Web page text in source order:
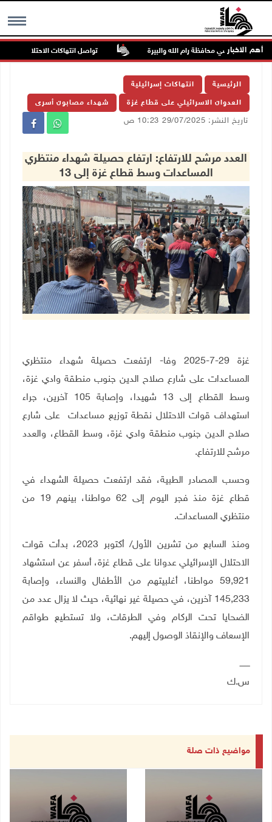
MENU أهم الاخبار تواصل انتهاكات الاحتلال
الرئيسية انتهاكات إسرائيلية
العدوان الاسرائيلي على قطاع غزة شهداء مصابون أسرى
تاريخ النشر: 29/07/2025 10:23 ص
العدد مرشح للارتفاع: ارتفاع حصيلة شهداء منتظري
المساعدات وسط قطاع غزة إلى 13
غزة 29-7-2025 وفا- ارتفعت حصيلة شهداء منتظري
المساعدات على شارع صلاح الدين جنوب منطقة وادي غزة،
وسط القطاع إلى 13 شهيدا، وإصابة 105 آخرين، جراء
استهداف قوات الاحتلال نقطة توزيع مساعدات على شارع
صلاح الدين جنوب منطقة وادي غزة، وسط القطاع، والعدد
مرشح للارتفاع.
وحسب المصادر الطبية، فقد ارتفعت حصيلة الشهداء في
قطاع غزة منذ فجر اليوم إلى 62 مواطنا، بينهم 19 من
منتظري المساعدات.
ومنذ السابع من تشرين الأول/ أكتوبر 2023، بدأت قوات
الاحتلال الإسرائيلي عدوانا على قطاع غزة، أسفر عن استشهاد
59,921 مواطنا، أغلبيتهم من الأطفال والنساء، وإصابة
145,233 آخرين، في حصيلة غير نهائية، حيث لا يزال عدد من
الضحايا تحت الركام وفي الطرقات، ولا تستطيع طواقم
الإسعاف والإنقاذ الوصول إليهم.
ــــــــ
س.ك
مواضيع ذات صلة